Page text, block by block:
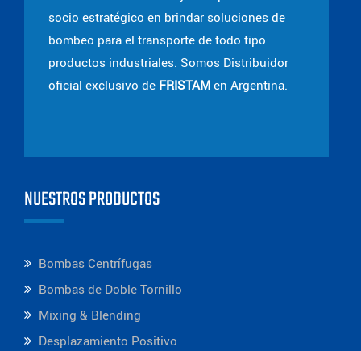
socio estratégico en brindar soluciones de
bombeo para el transporte de todo tipo
productos industriales. Somos Distribuidor
oficial exclusivo de FRISTAMen Argentina.
NUESTROS PRODUCTOS
Bombas Centrífugas
Bombas de Doble Tornillo
Mixing & Blending
Desplazamiento Positivo